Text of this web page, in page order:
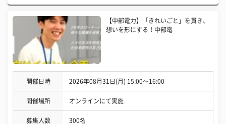
【中部電力】「きれいごと」を貫き、
想いを形にする！中部電
開催日時 2026年08月31日(月) 15:00〜16:00
開催場所 オンラインにて実施
募集人数 300名